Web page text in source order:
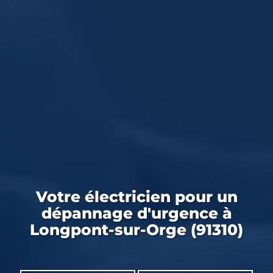
Votre électricienpour un
dépannage d'urgence à
Longpont-sur-Orge (91310)